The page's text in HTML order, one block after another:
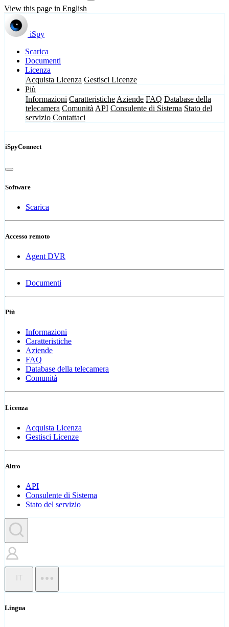
View this page in English
iSpy
Scarica
Documenti
Licenza
Acquista Licenza Gestisci Licenze
Più
Informazioni Caratteristiche Aziende FAQ Database della
telecamera Comunità API Consulente di Sistema Stato del
servizio Contattaci
iSpyConnect
Software
Scarica
Accesso remoto
Agent DVR
Documenti
Più
Informazioni
Caratteristiche
Aziende
FAQ
Database della telecamera
Comunità
Licenza
Acquista Licenza
Gestisci Licenze
Altro
API
Consulente di Sistema
Stato del servizio
IT
Lingua